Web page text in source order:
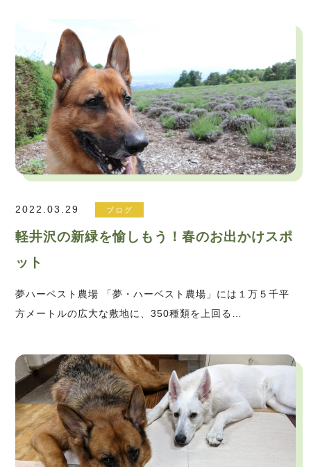
2022.03.29 ブログ
軽井沢の新緑を愉しもう！春のお出かけスポ
ット
夢ハーベスト農場 「夢・ハーベスト農場」には１万５千平
方メートルの広大な敷地に、350種類を上回る…